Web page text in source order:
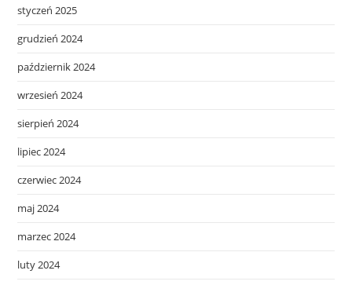
styczeń 2025
grudzień 2024
październik 2024
wrzesień 2024
sierpień 2024
lipiec 2024
czerwiec 2024
maj 2024
marzec 2024
luty 2024